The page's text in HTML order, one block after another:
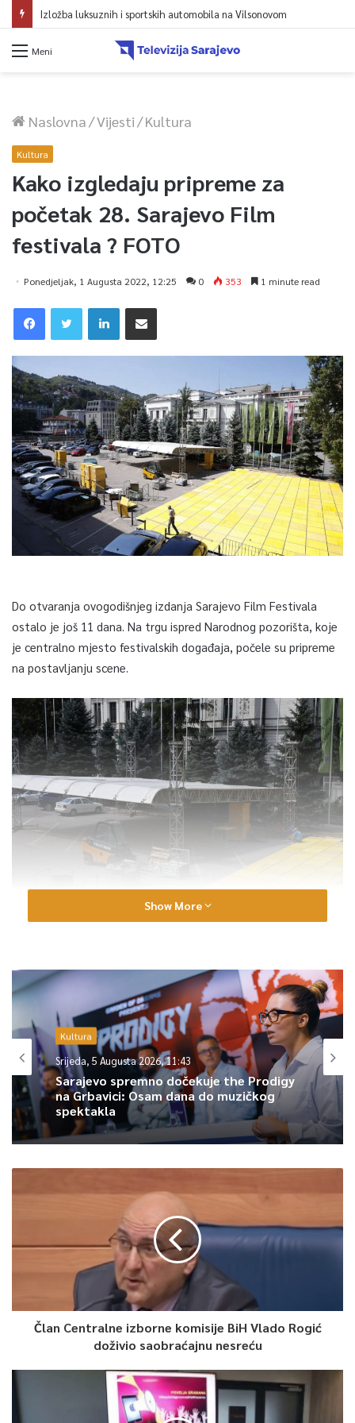
Izložba luksuznih i sportskih automobila na Vilsonovom
Meni
Naslovna/Vijesti/Kultura
Kultura
Kako izgledaju pripreme za
početak 28. Sarajevo Film
festivala ? FOTO
Ponedjeljak, 1 Augusta 2022, 12:25 0 353 1 minute read
Do otvaranja ovogodišnjeg izdanja Sarajevo Film Festivala
ostalo je još 11 dana. Na trgu ispred Narodnog pozorišta, koje
je centralno mjesto festivalskih događaja, počele su pripreme
na postavljanju scene.
Takmičarskim programima 28. Sarajevo Film Festivala ukupno
će se takmičiti 51 film. U četiri takmičarske selekcije – igranog,
dokumentarnog, kratkog i studentskog filma – 20 filmova će
zabilježiti svjetsku, osam međunarodnu, jedan europsku, 21
regionalnu i jedan bosanskohercegovačku premijeru.
On-line prodaja ulaznica za filmove u programu 28. Sarajevo
Sarajevo Film Festivala (www.sff.ba). Prodaja ulaznica u
Glavnom Box Officeu u Bosanskom kulturnom centru počinje u
Show More
Kultura
Srijeda, 5 Augusta 2026, 11:43
Sarajevo spremno dočekuje the Prodigy
na Grbavici: Osam dana do muzičkog
spektakla
Član Centralne izborne komisije BiH Vlado Rogić
doživio saobraćajnu nesreću